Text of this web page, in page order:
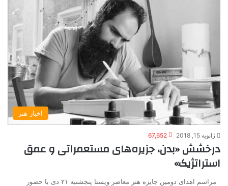
اخبار هنر
ژانویه 15, 2018 67,652
درخشش «بدن، جزیره‌های مستعمراتی و عمق
استراتژیک»
مراسم اهدای دومین جایزه هنر معاصر ویستا پنجشنبه ۲۱ دی با حضور